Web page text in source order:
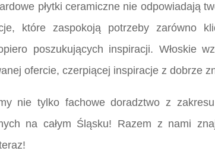
płytki ceramiczne nie odpowiadają
które zaspokoją potrzeby zarówno
poszukujących inspiracji. Włoskie
ofercie, czerpiącej inspiracje z dobrze
nie tylko fachowe doradztwo z
na całym Śląsku! Razem z nami